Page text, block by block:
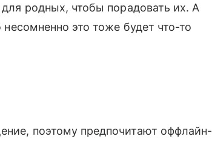
родных, чтобы порадовать их. А
это тоже будет что-то
поэтому предпочитают оффлайн-